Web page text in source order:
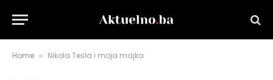
Home » Nikola Tesla i moja majka